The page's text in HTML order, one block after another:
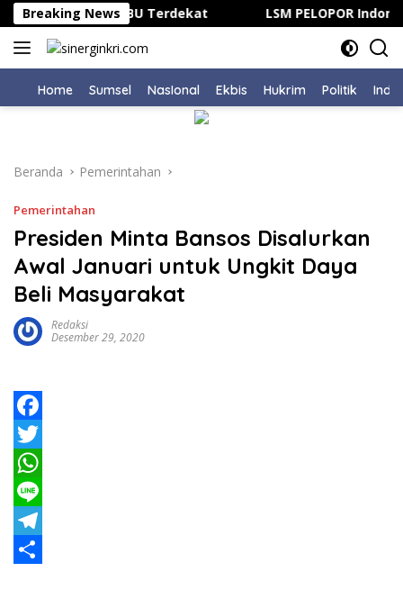
Langsung
ke
konten
Breaking News
Motor ke SPBU Terdekat LSM PELOPOR
Home Sumsel NasIonal Ekbis Hukrim Politik
Beranda Pemerintahan
Pemerintahan
Presiden Minta Bansos Disalurkan
Awal Januari untuk Ungkit Daya
Beli Masyarakat
Redaksi
Desember 29, 2020
F
a
c
e
b
T
w
W
h
a
L
T